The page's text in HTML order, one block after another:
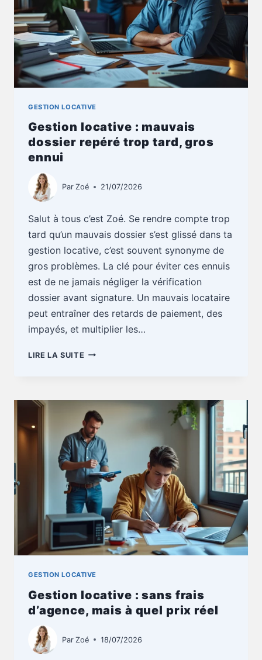
GESTION LOCATIVE
Gestion locative : mauvais
dossier repéré trop tard, gros
ennui
Par Zoé 21/07/2026
Salut à tous c’est Zoé. Se rendre compte trop
tard qu’un mauvais dossier s’est glissé dans ta
gestion locative, c’est souvent synonyme de
gros problèmes. La clé pour éviter ces ennuis
est de ne jamais négliger la vérification
dossier avant signature. Un mauvais locataire
peut entraîner des retards de paiement, des
impayés, et multiplier les…
LIRE LA SUITE GESTION
DOSSIER
REPÉRÉ
TROP
TARD,
GROS
ENNUI
GESTION LOCATIVE
Gestion locative : sans frais
d’agence, mais à quel prix réel
Par Zoé 18/07/2026